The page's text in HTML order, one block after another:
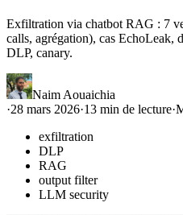
Exfiltration via chatbot RAG : 7
calls, agrégation), cas EchoLeak,
DLP, canary.
Naim Aouaichia
·28 mars 2026·13 min de lecture·
exfiltration
DLP
RAG
output filter
LLM security